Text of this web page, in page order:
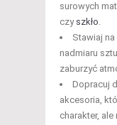
surowych
czy szkło.
Stawiaj
nadmiaru
zaburzyć
Dopracuj
akcesoria,
charakter,